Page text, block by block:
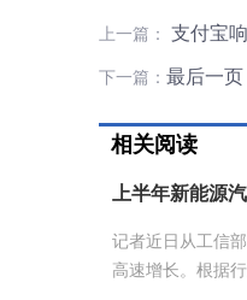
上一篇： 支付宝
下一篇： 最后一页
相关阅读
上半年新能源
记者近日从工信
高速增长。根据